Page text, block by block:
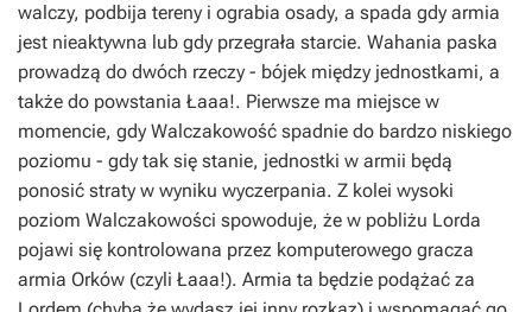
walczy, podbija tereny i ograbia osady, a spada gdy armia
jest nieaktywna lub gdy przegrała starcie. Wahania paska
prowadzą do dwóch rzeczy - bójek między jednostkami, a
także do powstania Łaaa!. Pierwsze ma miejsce w
momencie, gdy Walczakowość spadnie do bardzo niskiego
poziomu - gdy tak się stanie, jednostki w armii będą
ponosić straty w wyniku wyczerpania. Z kolei wysoki
poziom Walczakowości spowoduje, że w pobliżu Lorda
pojawi się kontrolowana przez komputerowego gracza
armia Orków (czyli Łaaa!). Armia ta będzie podążać za